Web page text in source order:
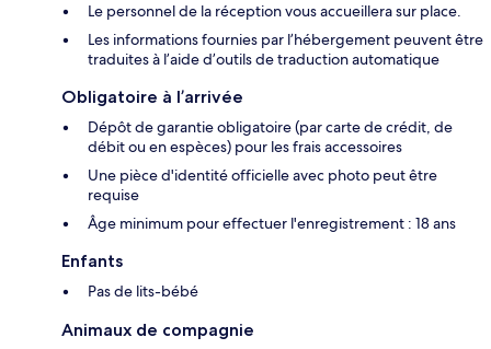
Le personnel de la réception vous accueillera sur place.
Les informations fournies par l’hébergement peuvent être
traduites à l’aide d’outils de traduction automatique
Obligatoire à l’arrivée
Dépôt de garantie obligatoire (par carte de crédit, de
débit ou en espèces) pour les frais accessoires
Une pièce d'identité officielle avec photo peut être
requise
Âge minimum pour effectuer l'enregistrement : 18 ans
Enfants
Pas de lits-bébé
Animaux de compagnie